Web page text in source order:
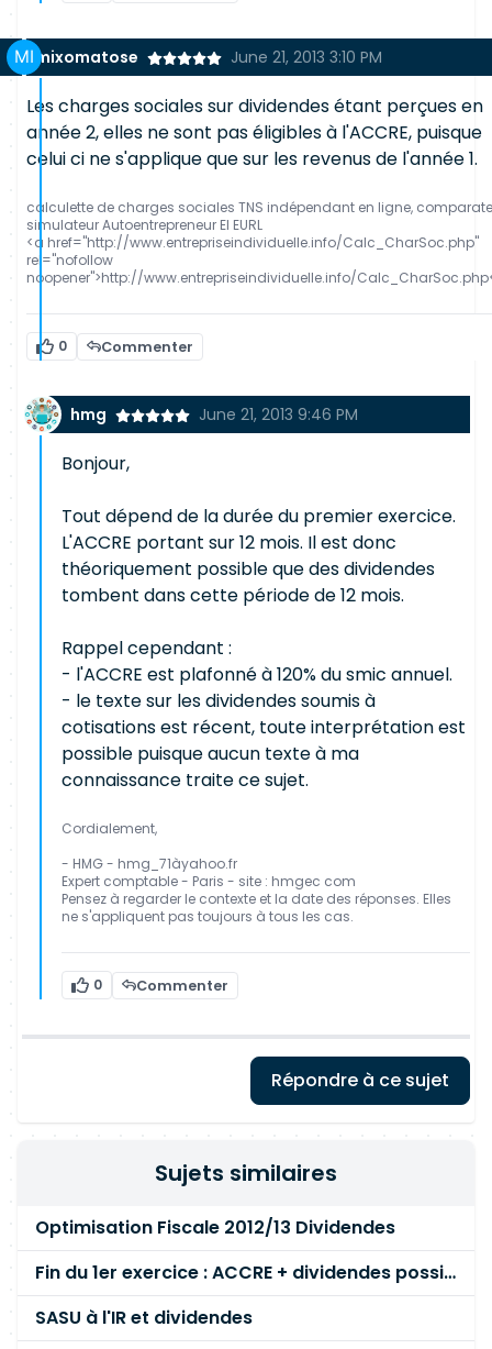
mixomatose June 21, 2013 3:10 PM
Les charges sociales sur dividendes étant perçues en
année 2, elles ne sont pas éligibles à l'ACCRE, puisque
celui ci ne s'applique que sur les revenus de l'année 1.
calculette de charges sociales TNS indépendant en ligne,
simulateur Autoentrepreneur EI EURL
<a href="http://www.entrepriseindividuelle.info/Calc_CharSoc.php"
rel="nofollow
noopener">http://www.entrepriseindividuelle.info/
0 Commenter
hmg June 21, 2013 9:46 PM
Bonjour,
Tout dépend de la durée du premier exercice.
L'ACCRE portant sur 12 mois. Il est donc
théoriquement possible que des dividendes
tombent dans cette période de 12 mois.
Rappel cependant :
- l'ACCRE est plafonné à 120% du smic annuel.
- le texte sur les dividendes soumis à
cotisations est récent, toute interprétation est
possible puisque aucun texte à ma
connaissance traite ce sujet.
Cordialement,
- HMG - hmg_71àyahoo.fr
Expert comptable - Paris - site : hmgec com
Pensez à regarder le contexte et la date des réponses. Elles
ne s'appliquent pas toujours à tous les cas.
0 Commenter
Répondre à ce sujet
Sujets similaires
Optimisation Fiscale 2012/13 Dividendes
Fin du 1er exercice : ACCRE + dividendes possible ?
SASU à l'IR et dividendes